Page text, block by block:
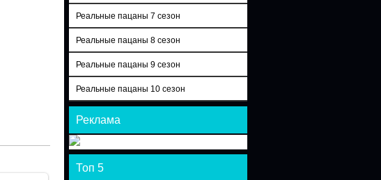
Реальные пацаны 7 сезон
Реальные пацаны 8 сезон
Реальные пацаны 9 сезон
Реальные пацаны 10 сезон
Реклама
Топ 5